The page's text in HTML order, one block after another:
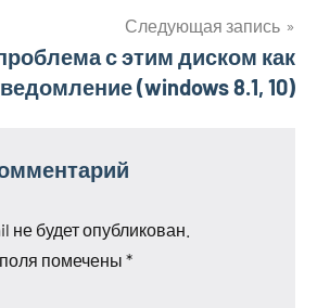
Следующая запись
с этим диском как
(windows 8.1, 10)
будет опубликован.
помечены *